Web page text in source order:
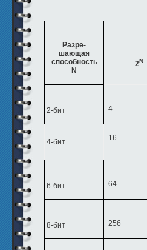
Разре-
шающая
способность
N
2N
2-бит 4
4-бит
16
6-бит 64
8-бит 256